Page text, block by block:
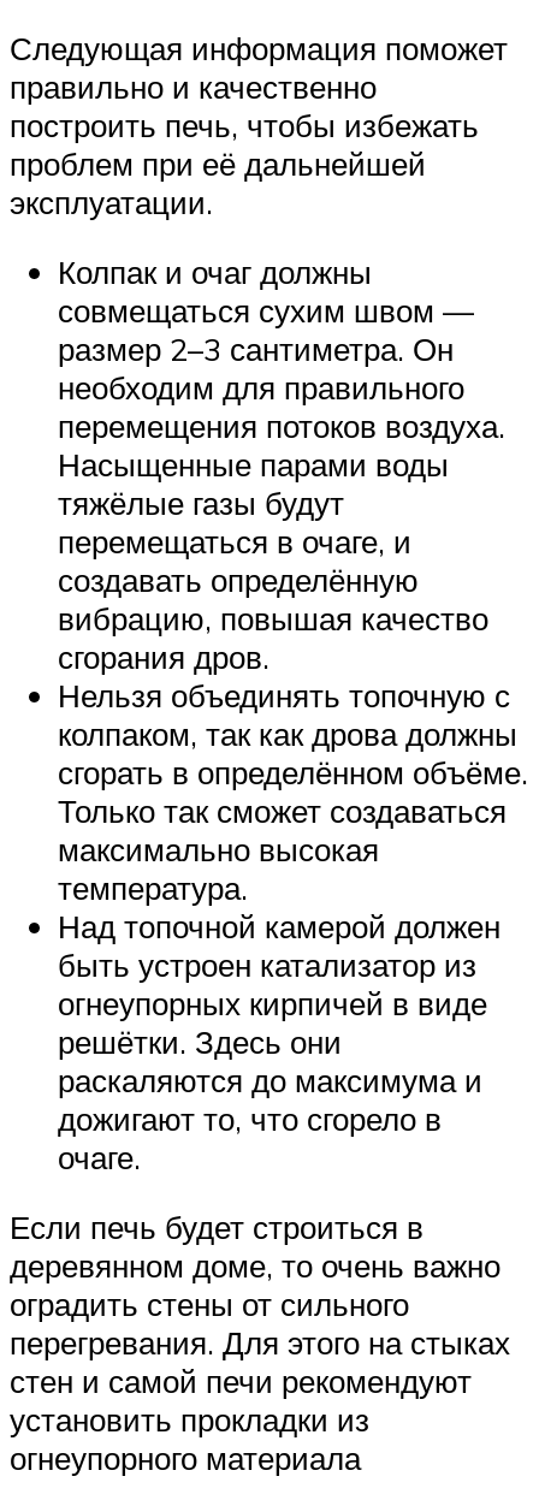
Следующая информация поможет
правильно и качественно
построить печь, чтобы избежать
проблем при её дальнейшей
эксплуатации.
Колпак и очаг должны
совмещаться сухим швом —
размер 2–3 сантиметра. Он
необходим для правильного
перемещения потоков воздуха.
Насыщенные парами воды
тяжёлые газы будут
перемещаться в очаге, и
создавать определённую
вибрацию, повышая качество
сгорания дров.
Нельзя объединять топочную с
колпаком, так как дрова должны
сгорать в определённом объёме.
Только так сможет создаваться
максимально высокая
температура.
Над топочной камерой должен
быть устроен катализатор из
огнеупорных кирпичей в виде
решётки. Здесь они
раскаляются до максимума и
дожигают то, что сгорело в
очаге.
Если печь будет строиться в
деревянном доме, то очень важно
оградить стены от сильного
перегревания. Для этого на стыках
стен и самой печи рекомендуют
установить прокладки из
огнеупорного материала